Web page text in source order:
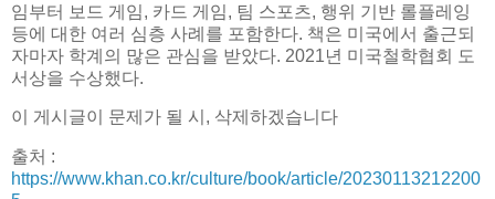
임부터 보드 게임, 카드 게임, 팀 스포츠, 행위 기반 롤플레잉
등에 대한 여러 심층 사례를 포함한다. 책은 미국에서 출근되
자마자 학계의 많은 관심을 받았다. 2021년 미국철학협회 도
서상을 수상했다.
이 게시글이 문제가 될 시, 삭제하겠습니다
출처 :
https://www.khan.co.kr/culture/book/article/20230113212200